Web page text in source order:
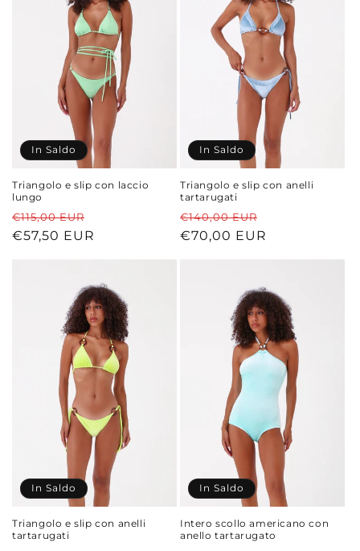
In Saldo
Triangolo e slip con laccio
lungo
Prezzo
di
€115,00 EUR
scontato
€57,50 EUR
In Saldo
Triangolo e slip con anelli
tartarugati
Prezzo
di
€140,00 EUR
€70,00 EUR
In Saldo
Triangolo e slip con anelli
tartarugati
In Saldo
Intero scollo americano con
anello tartarugato